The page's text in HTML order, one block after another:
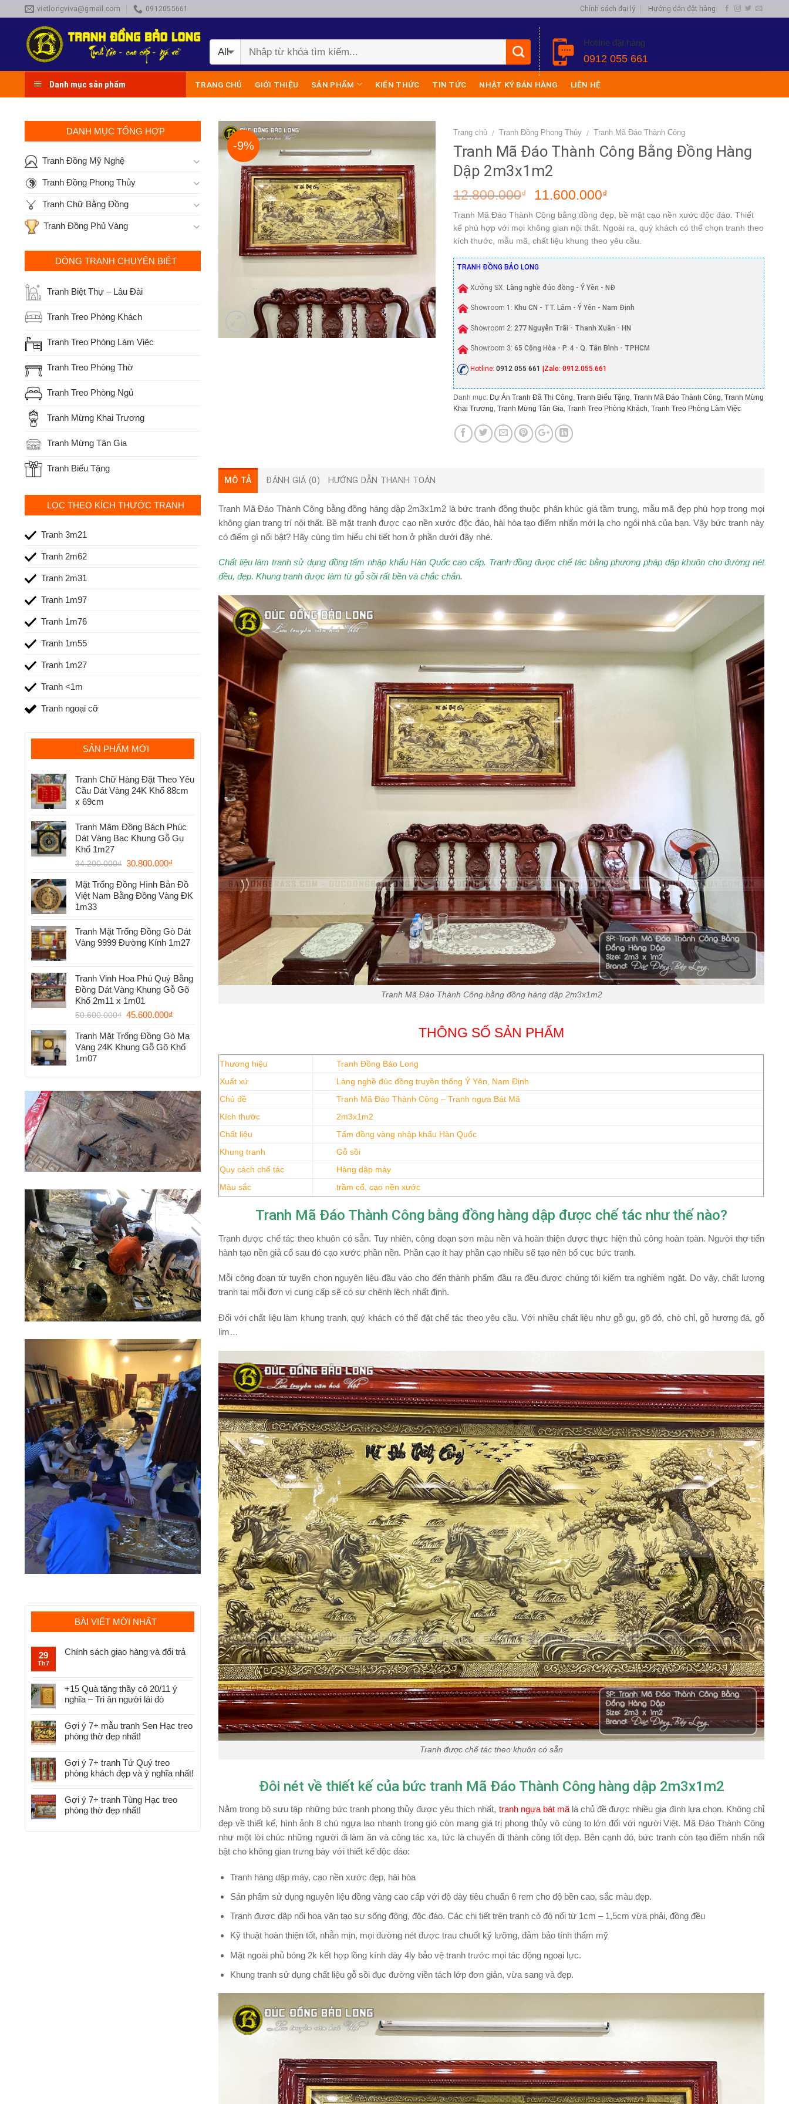
to
vietlongviva@gmail.com 0912055661 Chính sách đại lý Hướng dẫn đặt hàng
Hotline đặt hàng
0912 055 661
Danh mục sản phẩm TRANG CHỦ GIỚI THIỆU SẢN PHẨM KIẾN THỨC TIN TỨC NHẬT KÝ BÁN HÀNG LIÊN HỆ
-9%
Trang chủ / Tranh Đồng Phong Thủy / Tranh Mã Đáo Thành Công
Tranh Mã Đáo Thành Công Bằng Đồng Hàng
Dập 2m3x1m2
12.800.000₫ 11.600.000₫
Tranh Mã Đáo Thành Công bằng đồng đẹp, bề mặt cạo nền xước độc đáo. Thiết
kế phù hợp với mọi không gian nội thất. Ngoài ra, quý khách có thể chọn tranh theo
kích thước, mẫu mã, chất liệu khung theo yêu cầu.
TRANH ĐỒNG BẢO LONG
Xưởng SX: Làng nghề đúc đồng - Ý Yên - NĐ
Showroom 1: Khu CN - TT. Lâm - Ý Yên - Nam Định
Showroom 2: 277 Nguyễn Trãi - Thanh Xuân - HN
Showroom 3: 65 Cộng Hòa - P. 4 - Q. Tân Bình - TPHCM
Hotline: 0912 055 661 |Zalo: 0912.055.661
Danh mục: Dự Án Tranh Đã Thi Công Tranh Biếu Tặng Tranh Mã Đáo Thành Công Tranh Mừng
Khai Trương Tranh Mừng Tân Gia Tranh Treo Phòng Khách Tranh Treo Phòng Làm Việc
MÔ TẢ ĐÁNH GIÁ (0) HƯỚNG DẪN THANH TOÁN
Tranh Mã Đáo Thành Công bằng đồng hàng dập 2m3x1m2 là bức tranh đồng thuộc phân khúc giá tầm trung, mẫu mã đẹp phù hợp trong mọi
không gian trang trí nội thất. Bề mặt tranh được cạo nền xước độc đáo, hài hòa tạo điểm nhấn mới lạ cho ngôi nhà của bạn. Vậy bức tranh này
có điểm gì nổi bật? Hãy cùng tìm hiểu chi tiết hơn ở phần dưới đây nhé.
Chất liệu làm tranh sử dụng đồng tấm nhập khẩu Hàn Quốc cao cấp. Tranh đồng được chế tác bằng phương pháp dập khuôn cho đường nét
đều, đẹp. Khung tranh được làm từ gỗ sồi rất bền và chắc chắn.
Tranh Mã Đáo Thành Công bằng đồng hàng dập 2m3x1m2
THÔNG SỐ SẢN PHẨM
Thương hiệu
Tranh Đồng Bảo Long
Xuất xứ
Làng nghề đúc đồng truyền thống Ý Yên, Nam Định
Chủ đề
Tranh Mã Đáo Thành Công – Tranh ngựa Bát Mã
Kích thước
2m3x1m2
Chất liệu
Tấm đồng vàng nhập khẩu Hàn Quốc
Khung tranh
Gỗ sồi
Quy cách chế tác
Hàng dập máy
Màu sắc
trầm cổ, cạo nền xước
Tranh Mã Đáo Thành Công bằng đồng hàng dập được chế tác như thế nào?
Tranh được chế tác theo khuôn có sẵn. Tuy nhiên, công đoạn sơn màu nền và hoàn thiện được thực hiện thủ công hoàn toàn. Người thợ tiến
hành tạo nền giả cổ sau đó cạo xước phần nền. Phần cạo ít hay phần cạo nhiều sẽ tạo nên bố cục bức tranh.
Mỗi công đoạn từ tuyển chọn nguyên liệu đầu vào cho đến thành phẩm đầu ra đều được chúng tôi kiểm tra nghiêm ngặt. Do vậy, chất lượng
tranh tại mỗi đơn vị cung cấp sẽ có sự chênh lệch nhất định.
Đối với chất liệu làm khung tranh, quý khách có thể đặt chế tác theo yêu cầu. Với nhiều chất liệu như gỗ gụ, gõ đỏ, chò chỉ, gỗ hương đá, gỗ
lim…
Tranh được chế tác theo khuôn có sẵn
Đôi nét về thiết kế của bức tranh Mã Đáo Thành Công hàng dập 2m3x1m2
Nằm trong bộ sưu tập những bức tranh phong thủy được yêu thích nhất, tranh ngựa bát mã là chủ đề được nhiều gia đình lựa chọn. Không chỉ
đẹp về thiết kế, hình ảnh 8 chú ngựa lao nhanh trong gió còn mang giá trị phong thủy vô cùng to lớn đối với người Việt. Mã Đáo Thành Công
như một lời chúc những người đi làm ăn và công tác xa, tức là chuyến đi thành công tốt đẹp. Bên cạnh đó, bức tranh còn tạo điểm nhấn nổi
bật cho không gian trưng bày với thiết kế độc đáo:
Tranh hàng dập máy, cạo nền xước đẹp, hài hòa
Sản phẩm sử dụng nguyên liệu đồng vàng cao cấp với độ dày tiêu chuẩn 6 rem cho độ bền cao, sắc màu đẹp.
Tranh được dập nổi hoa văn tạo sự sống động, độc đáo. Các chi tiết trên tranh có độ nổi từ 1cm – 1,5cm vừa phải, đồng đều
Kỹ thuật hoàn thiện tốt, nhẵn mịn, mọi đường nét được trau chuốt kỹ lưỡng, đảm bảo tính thẩm mỹ
Mặt ngoài phủ bóng 2k kết hợp lồng kính dày 4ly bảo vệ tranh trước mọi tác động ngoại lực.
Khung tranh sử dụng chất liệu gỗ sồi đục đường viền tách lớp đơn giản, vừa sang và đẹp.
DANH MỤC TỔNG HỢP
Tranh Đồng Mỹ Nghệ
Tranh Đồng Phong Thủy
Tranh Chữ Bằng Đồng
Tranh Đồng Phủ Vàng
DÒNG TRANH CHUYÊN BIỆT
Tranh Biệt Thự – Lâu Đài
Tranh Treo Phòng Khách
Tranh Treo Phòng Làm Việc
Tranh Treo Phòng Thờ
Tranh Treo Phòng Ngủ
Tranh Mừng Khai Trương
Tranh Mừng Tân Gia
Tranh Biếu Tặng
LỌC THEO KÍCH THƯỚC TRANH
Tranh 3m21
Tranh 2m62
Tranh 2m31
Tranh 1m97
Tranh 1m76
Tranh 1m55
Tranh 1m27
Tranh <1m
Tranh ngoại cỡ
SẢN PHẨM MỚI
Tranh Chữ Hàng Đặt Theo Yêu
Cầu Dát Vàng 24K Khổ 88cm
x 69cm
Tranh Mâm Đồng Bách Phúc
Dát Vàng Bạc Khung Gỗ Gụ
Khổ 1m27
34.200.000₫ 30.800.000₫
Mặt Trống Đồng Hình Bản Đồ
Việt Nam Bằng Đồng Vàng ĐK
1m33
Tranh Mặt Trống Đồng Gò Dát
Vàng 9999 Đường Kính 1m27
Tranh Vinh Hoa Phú Quý Bằng
Đồng Dát Vàng Khung Gỗ Gõ
Khổ 2m11 x 1m01
50.600.000₫ 45.600.000₫
Tranh Mặt Trống Đồng Gò Mạ
Vàng 24K Khung Gỗ Gõ Khổ
1m07
BÀI VIẾT MỚI NHẤT
29
Th7
Chính sách giao hàng và đổi trả
+15 Quà tặng thầy cô 20/11 ý
nghĩa – Tri ân người lái đò
Gợi ý 7+ mẫu tranh Sen Hạc treo
phòng thờ đẹp nhất!
Gợi ý 7+ tranh Tứ Quý treo
phòng khách đẹp và ý nghĩa nhất!
Gợi ý 7+ tranh Tùng Hạc treo
phòng thờ đẹp nhất!